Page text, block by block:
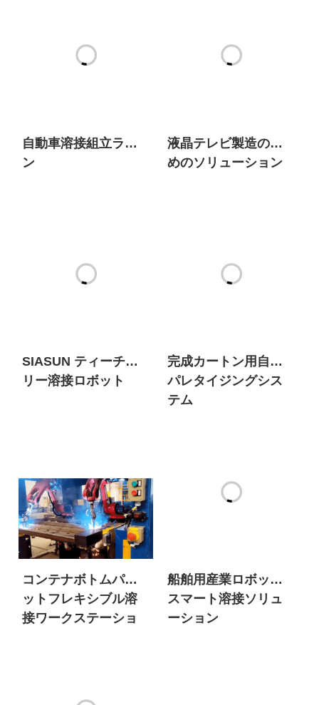
自動車溶接組立ライ
ン
液晶テレビ製造のた
めのソリューション
SIASUN ティーチフ
リー溶接ロボット
完成カートン用自動
パレタイジングシス
テム
コンテナボトムパレ
ットフレキシブル溶
接ワークステーショ
船舶用産業ロボット
スマート溶接ソリュ
ーション